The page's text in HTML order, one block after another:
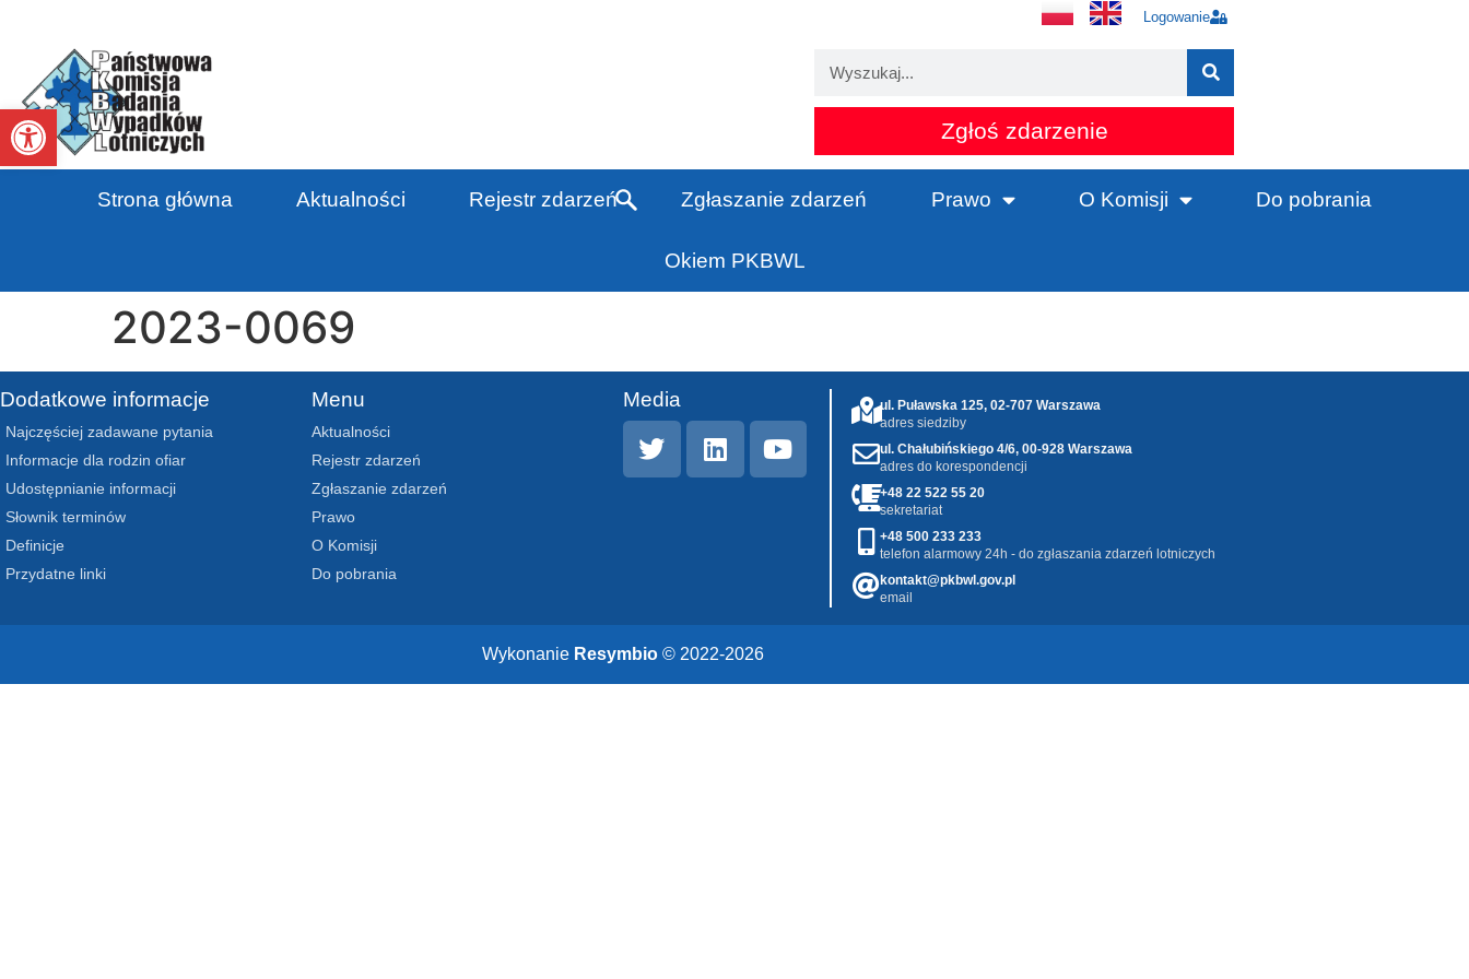
Otwórz pasek narzędzi
Logowanie
Zgłoś zdarzenie
Strona główna Aktualności Rejestr zdarzeń Zgłaszanie zdarzeń Prawo O Komisji Do pobrania
Okiem PKBWL
2023-0069
Dodatkowe informacje
Najczęściej zadawane pytania
Informacje dla rodzin ofiar
Udostępnianie informacji
Słownik terminów
Definicje
Przydatne linki
Menu
Aktualności
Rejestr zdarzeń
Zgłaszanie zdarzeń
Prawo
O Komisji
Do pobrania
Media
ul. Puławska 125, 02-707 Warszawa
adres siedziby
ul. Chałubińskiego 4/6, 00-928 Warszawa
adres do korespondencji
+48 22 522 55 20
sekretariat
+48 500 233 233
telefon alarmowy 24h - do zgłaszania zdarzeń lotniczych
kontakt@pkbwl.gov.pl
email
Wykonanie Resymbio © 2022-2026